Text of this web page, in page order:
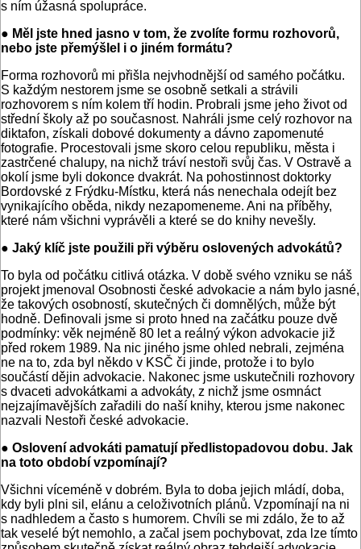
s ním úžasná spolupráce.
● Měl jste hned jasno v tom, že zvolíte formu rozhovorů,
nebo jste přemýšlel i o jiném formátu?
Forma rozhovorů mi přišla nejvhodnější od samého počátku.
S každým nestorem jsme se osobně setkali a strávili
rozhovorem s ním kolem tří hodin. Probrali jsme jeho život od
střední školy až po současnost. Nahráli jsme celý rozhovor na
diktafon, získali dobové dokumenty a dávno zapomenuté
fotografie. Procestovali jsme skoro celou republiku, města i
zastrčené chalupy, na nichž tráví nestoři svůj čas. V Ostravě a
okolí jsme byli dokonce dvakrát. Na pohostinnost doktorky
Bordovské z Frýdku-Místku, která nás nenechala odejít bez
vynikajícího oběda, nikdy nezapomeneme. Ani na příběhy,
které nám všichni vyprávěli a které se do knihy nevešly.
● Jaký klíč jste použili při výběru oslovených advokátů?
To byla od počátku citlivá otázka. V době svého vzniku se náš
projekt jmenoval Osobnosti české advokacie a nám bylo jasné,
že takových osobností, skutečných či domnělých, může být
hodně. Definovali jsme si proto hned na začátku pouze dvě
podmínky: věk nejméně 80 let a reálný výkon advokacie již
před rokem 1989. Na nic jiného jsme ohled nebrali, zejména
ne na to, zda byl někdo v KSČ či jinde, protože i to bylo
součástí dějin advokacie. Nakonec jsme uskutečnili rozhovory
s dvaceti advokátkami a advokáty, z nichž jsme osmnáct
nejzajímavějších zařadili do naší knihy, kterou jsme nakonec
nazvali Nestoři české advokacie.
● Oslovení advokáti pamatují předlistopadovou dobu. Jak
na toto období vzpomínají?
Všichni víceméně v dobrém. Byla to doba jejich mládí, doba,
kdy byli plni sil, elánu a celoživotních plánů. Vzpomínají na ni
s nadhledem a často s humorem. Chvíli se mi zdálo, že to až
tak veselé být nemohlo, a začal jsem pochybovat, zda lze tímto